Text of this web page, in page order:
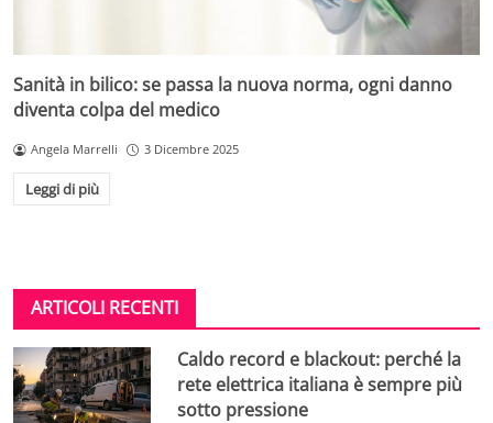
Sanità in bilico: se passa la nuova norma, ogni danno
diventa colpa del medico
Angela Marrelli 3 Dicembre 2025
Leggi di più
ARTICOLI RECENTI
Caldo record e blackout: perché la
rete elettrica italiana è sempre più
sotto pressione